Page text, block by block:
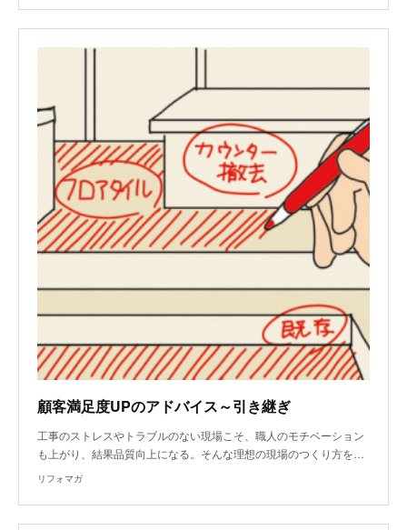
顧客満足度UPのアドバイス～引き継ぎ
工事のストレスやトラブルのない現場こそ、職人のモチベーション
も上がり、結果品質向上になる。そんな理想の現場のつくり方を…
リフォマガ